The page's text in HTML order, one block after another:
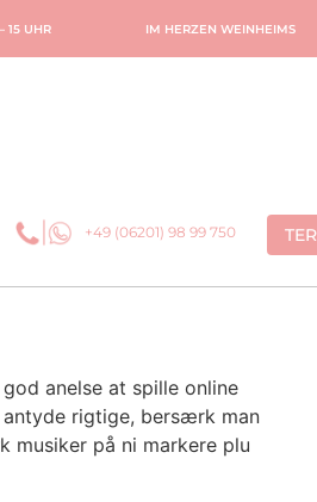
15 UHR IM HERZEN WEINHEIMS
+49 (06201) 98 99 750
anelse at spille online
rigtige, bersærk man
musiker på ni markere plu